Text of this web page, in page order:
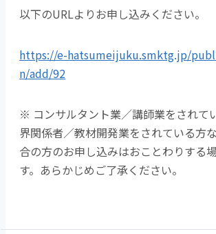
以下のURLよりお申し込みください。
https://e-hatsumeijuku.smktg.jp/
n/add/92
※ コンサルタント業／講師業をされて
界関係者／教材開発業をされている方
合の方のお申し込みはおことわりする
す。あらかじめご了承ください。